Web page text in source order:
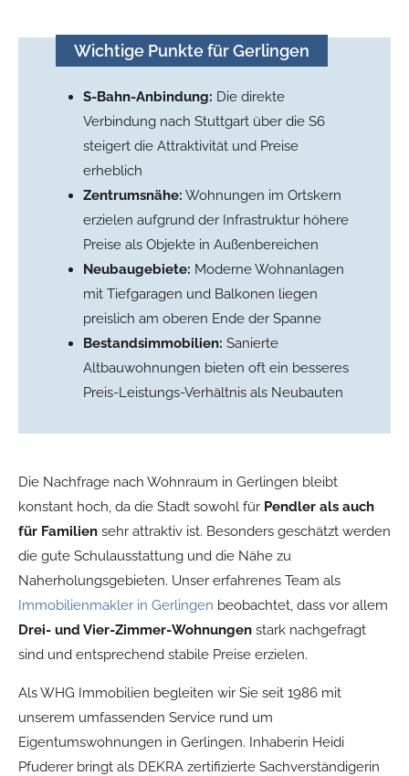
Wichtige Punkte für Gerlingen
S-Bahn-Anbindung: Die direkte
Verbindung nach Stuttgart über die S6
steigert die Attraktivität und Preise
erheblich
Zentrumsnähe: Wohnungen im Ortskern
erzielen aufgrund der Infrastruktur höhere
Preise als Objekte in Außenbereichen
Neubaugebiete: Moderne Wohnanlagen
mit Tiefgaragen und Balkonen liegen
preislich am oberen Ende der Spanne
Bestandsimmobilien: Sanierte
Altbauwohnungen bieten oft ein besseres
Preis-Leistungs-Verhältnis als Neubauten
Die Nachfrage nach Wohnraum in Gerlingen bleibt
konstant hoch, da die Stadt sowohl für Pendler als auch
für Familien sehr attraktiv ist. Besonders geschätzt werden
die gute Schulausstattung und die Nähe zu
Naherholungsgebieten. Unser erfahrenes Team als
Immobilienmakler in Gerlingen beobachtet, dass vor allem
Drei- und Vier-Zimmer-Wohnungen stark nachgefragt
sind und entsprechend stabile Preise erzielen.
Als WHG Immobilien begleiten wir Sie seit 1986 mit
unserem umfassenden Service rund um
Eigentumswohnungen in Gerlingen. Inhaberin Heidi
Pfuderer bringt als DEKRA zertifizierte Sachverständigerin